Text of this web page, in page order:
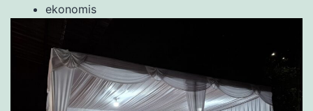
ekonomis